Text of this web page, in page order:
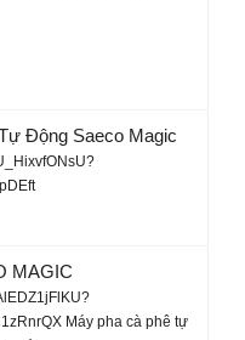
Động Saeco Magic
MAGIC
Máy pha cà phê tự